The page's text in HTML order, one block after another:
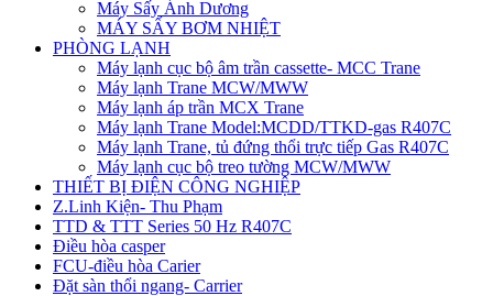
Máy Sấy Ánh Dương
MÁY SẤY BƠM NHIỆT
PHÒNG LẠNH
Máy lạnh cục bộ âm trần cassette- MCC Trane
Máy lạnh Trane MCW/MWW
Máy lạnh áp trần MCX Trane
Máy lạnh Trane Model:MCDD/TTKD-gas R407C
Máy lạnh Trane, tủ đứng thổi trực tiếp Gas R407C
Máy lạnh cục bộ treo tường MCW/MWW
THIẾT BỊ ĐIỆN CÔNG NGHIỆP
Z.Linh Kiện- Thu Phạm
TTD & TTT Series 50 Hz R407C
Điều hòa casper
FCU-điều hòa Carier
Đặt sàn thổi ngang- Carrier